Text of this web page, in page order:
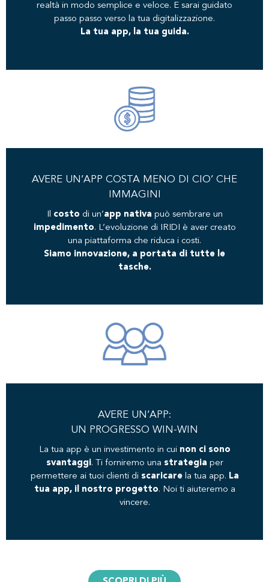
realtà in modo semplice e veloce. E sarai guidato
passo passo verso la tua digitalizzazione.
La tua app, la tua guida.
AVERE UN’APP COSTA MENO DI CIO’ CHE
IMMAGINI
Il costo di un’app nativa può sembrare un
impedimento. L’evoluzione di IRIDI è aver creato
una piattaforma che riduca i costi.
Siamo innovazione, a portata di tutte le
tasche.
AVERE UN’APP:
UN PROGRESSO WIN-WIN
La tua app è un investimento in cui non ci sono
svantaggi. Ti forniremo una strategia per
permettere ai tuoi clienti di scaricarela tua app. La
tua app, il nostro progetto. Noi ti aiuteremo a
vincere.